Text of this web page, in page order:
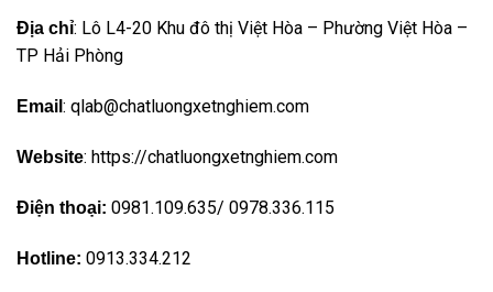
Địa chỉ: Lô L4-20 Khu đô thị Việt Hòa – Phường Việt Hòa –
TP Hải Phòng
Email : qlab@chatluongxetnghiem.com
Website: https://chatluongxetnghiem.com
Điện thoại: 0981.109.635/ 0978.336.115
Hotline: 0913.334.212